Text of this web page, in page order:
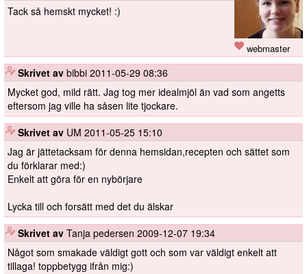
webmaster
Tack så hemskt mycket! :)
Skrivet av bibbi 2011-05-29 08:36
Mycket god, mild rätt. Jag tog mer idealmjöl än vad som angetts
eftersom jag ville ha såsen lite tjockare.
Skrivet av UM 2011-05-25 15:10
Jag är jättetacksam för denna hemsidan,recepten och sättet som
du förklarar med:)
Enkelt att göra för en nybörjare
Lycka till och forsätt med det du älskar
Skrivet av Tanja pedersen 2009-12-07 19:34
Något som smakade väldigt gott och som var väldigt enkelt att
tillaga! toppbetygg ifrån mig:)